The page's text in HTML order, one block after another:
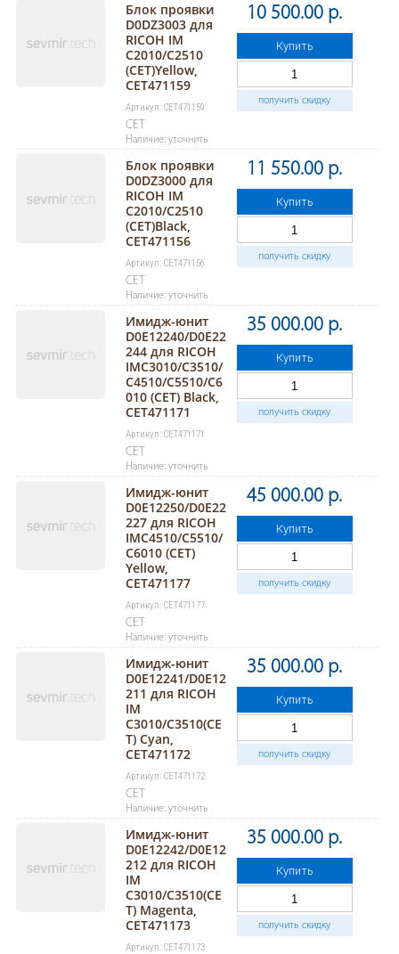
Блок проявки
D0DZ3003 для
RICOH IM
C2010/C2510
(CET)Yellow,
CET471159
Артикул: CET471159
CET
Наличие: уточнить
10 500.00 р.
Купить
получить скидку
Блок проявки
D0DZ3000 для
RICOH IM
C2010/C2510
(CET)Black,
CET471156
Артикул: CET471156
CET
Наличие: уточнить
11 550.00 р.
Купить
получить скидку
Имидж-юнит
D0E12240/D0E22
244 для RICOH
IMC3010/C3510/
C4510/C5510/C6
010 (CET) Black,
CET471171
Артикул: CET471171
CET
Наличие: уточнить
35 000.00 р.
Купить
получить скидку
Имидж-юнит
D0E12250/D0E22
227 для RICOH
IMC4510/C5510/
C6010 (CET)
Yellow,
CET471177
Артикул: CET471177
CET
Наличие: уточнить
45 000.00 р.
Купить
получить скидку
Имидж-юнит
D0E12241/D0E12
211 для RICOH
IM
C3010/C3510(CE
T) Cyan,
CET471172
Артикул: CET471172
CET
Наличие: уточнить
35 000.00 р.
Купить
получить скидку
Имидж-юнит
D0E12242/D0E12
212 для RICOH
IM
C3010/C3510(CE
T) Magenta,
CET471173
Артикул: CET471173
35 000.00 р.
Купить
получить скидку